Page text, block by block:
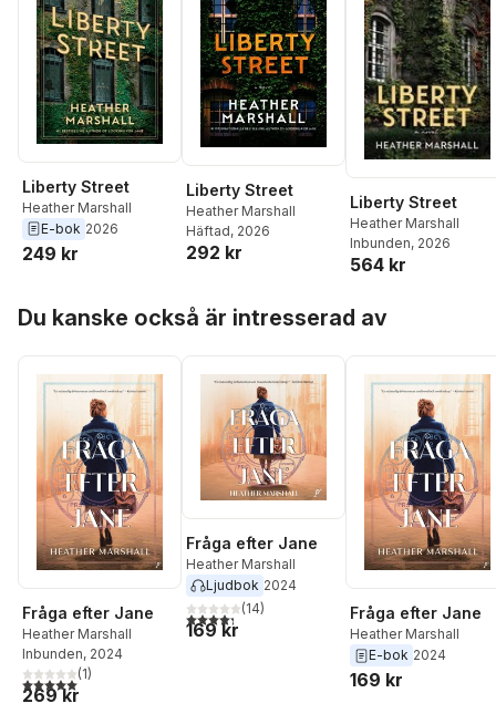
Liberty Street
Heather Marshall
E-bok 2026
249 kr
Liberty Street
Heather Marshall
Häftad, 2026
292 kr
Liberty Street
Heather Marshall
Inbunden, 2026
564 kr
Du kanske också är intresserad av
Fråga efter Jane
Heather Marshall
Inbunden, 2024
5,0utav 5 stjärnor. Totalt antal röster:
(1)
269 kr
Fråga efter Jane
Heather Marshall
Ljudbok 2024
4,3utav 5 stjärnor. Totalt antal röster:
(14)
169 kr
Fråga efter Jane
Heather Marshall
E-bok 2024
169 kr